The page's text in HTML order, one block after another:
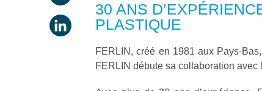
LINKEDIN
30 ANS
PLASTIQUE
FERLIN, créé en 1981 aux Pays-
FERLIN débute sa collaboration avec